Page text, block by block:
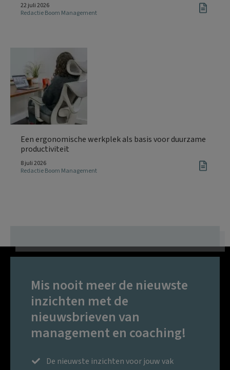
22 juli 2026
Redactie Boom Management
Een ergonomische werkplek als basis voor duurzame
productiviteit
8 juli 2026
Redactie Boom Management
Mis nooit meer de nieuwste
inzichten met de
nieuwsbrieven van
management en coaching!
De nieuwste inzichten voor jouw vak